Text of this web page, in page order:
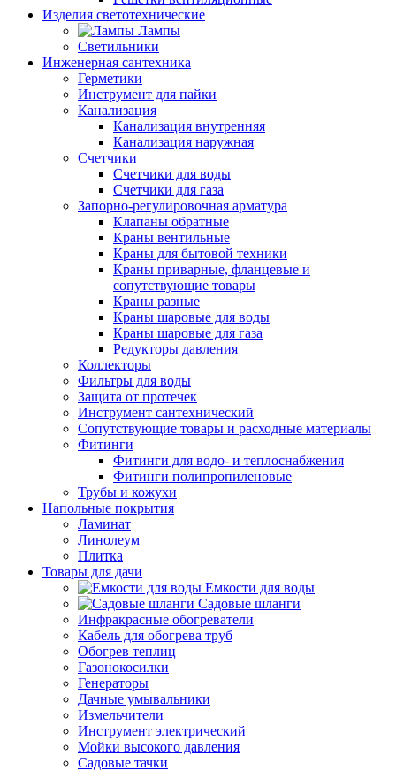
Изделия светотехнические
Лампы
Светильники
Инженерная сантехника
Герметики
Инструмент для пайки
Канализация
Канализация внутренняя
Канализация наружная
Счетчики
Счетчики для воды
Счетчики для газа
Запорно-регулировочная арматура
Клапаны обратные
Краны вентильные
Краны для бытовой техники
Краны приварные, фланцевые и
сопутствующие товары
Краны разные
Краны шаровые для воды
Краны шаровые для газа
Редукторы давления
Коллекторы
Фильтры для воды
Защита от протечек
Инструмент сантехнический
Сопутствующие товары и расходные материалы
Фитинги
Фитинги для водо- и теплоснабжения
Фитинги полипропиленовые
Трубы и кожухи
Напольные покрытия
Ламинат
Линолеум
Плитка
Товары для дачи
Емкости для воды
Садовые шланги
Инфракрасные обогреватели
Кабель для обогрева труб
Обогрев теплиц
Газонокосилки
Генераторы
Дачные умывальники
Измельчители
Инструмент электрический
Мойки высокого давления
Садовые тачки